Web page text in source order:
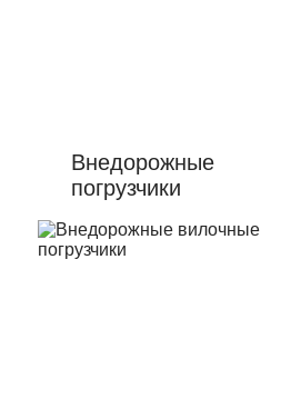
Внедорожные
погрузчики